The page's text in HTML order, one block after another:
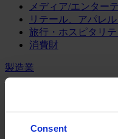
Consent
メディア/エンター
リテール、アパレ
旅行・ホスピタリテ
消費財
製造業
機械・産業テクノ
自動車・輸送機器